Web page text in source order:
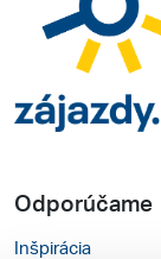
Odporúčame
Inšpirácia